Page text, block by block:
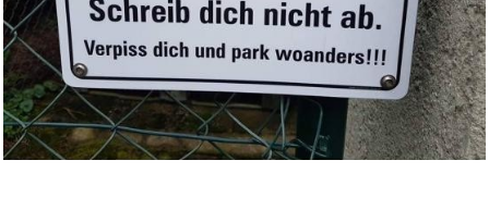
Norton 360 Deluxe 2026
5 ...